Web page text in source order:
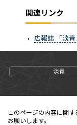
関連リンク
広報誌 「淡青
淡青
このページの内容に関
お願いします。